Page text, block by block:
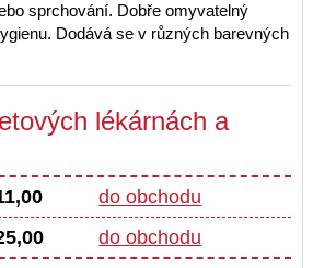
sprchování. Dobře omyvatelný
Dodává se v různých barevných
lékárnách a
do obchodu
do obchodu